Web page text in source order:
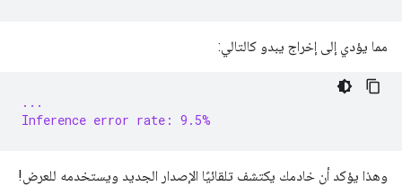
مما يؤدي إلى إخراج يبدو كالتالي:
...
Inference error rate: 9.5%
وهذا يؤكد أن خادمك يكتشف تلقائيًا الإصدار الجديد ويستخدمه للعرض!